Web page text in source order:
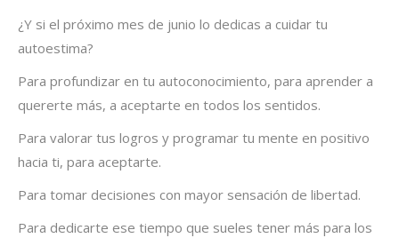
¿Y si el próximo mes de junio lo dedicas a cuidar tu
autoestima?
Para profundizar en tu autoconocimiento, para aprender a
quererte más, a aceptarte en todos los sentidos.
Para valorar tus logros y programar tu mente en positivo
hacia ti, para aceptarte.
Para tomar decisiones con mayor sensación de libertad.
Para dedicarte ese tiempo que sueles tener más para los